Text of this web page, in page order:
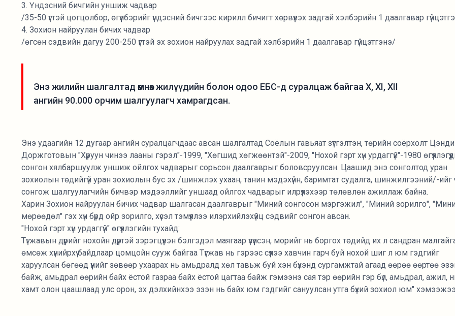
3. Үндэсний бичгийн уншиж чадвар
/35-50 үгтэй цогцолбор, өгүүлбэрийг үндэсний бичгээс кирилл бичигт хөрвүүлэх задгай хэлбэрийн 1 даалгавар
4. Зохион найруулан бичих чадвар
/өгсөн сэдвийн дагуу 200-250 үгтэй эх зохион найруулах задгай хэлбэрийн 1 даалгавар гүйцэтгэнэ/
Энэ жилийн шалгалтад өмнөх жилүүдийн болон одоо ЕБС-д суралцаж байгаа X, XI, XII
ангийн 90.000 орчим шалгуулагч хамрагдсан.
Энэ удаагийн 12 дугаар ангийн суралцагчдаас авсан шалгалтад Соёлын гавьяат зүтгэлтэн, төрийн соёрхолт
Доржготовын "Хүруун чинээ лааны гэрэл"-1999, "Хөгшид хөгжөөнтэй"-2009, "Нохой гэрт хүн урдаггүй"-1980
сонгон хялбаршуулж уншиж ойлгох чадварыг сорьсон даалгаврыг боловсруулсан. Цаашид энэ сонголтод уран
зохиолын төдийгүй уран зохиолын бус эх /шинжлэх ухаан, танин мэдэхүйн, баримтат судалга, шинжилгээний/-ийг
сонгож шалгуулагчийн бичвэр мэдээллийг уншаад ойлгох чадварыг илрүүлэхээр төлөвлөн ажиллаж байна.
Харин Зохион найруулан бичих чадвар шалгасан даалгаврыг "Миний сонгосон мэргэжил", "Миний зорилго",
мөрөөдөл" гэх хүн бүрд ойр зорилго, хүсэл тэмүүллээ илэрхийлэхүйц сэдвийг сонгон авсан.
"Нохой гэрт хүн урдаггүй" өгүүллэгийн тухайд:
Түгжавын дүрийг нохойн дүртэй зэрэгцүүлэн бэлгэдэл маягаар үзүүлсэн, морийг нь боргох төдийд их л сандран
өмсөж хүнийрхүү байдлаар цомцойн сууж байгаа Түгжав нь гэрээс сүүлээ хавчин гарч буй нохой шиг л юм гэдгийг
харуулсан бөгөөд үүнийг зөвөөр ухаарах нь амьдралд хөл тавьж буй хэн бүхэнд сургамжтай агаад өөрөө өөртөө
байж, амьдрал өөрийн байх ёстой газраа байх ёстой цагтаа байж гэмээнэ сая тэр өөрийн гэр бүл, амьдрал, ажил,
хамт олон цаашлаад улс орон, эх дэлхийнхээ эзэн нь байх юм гэдгийг сануулсан утга бүхий зохиол юм"